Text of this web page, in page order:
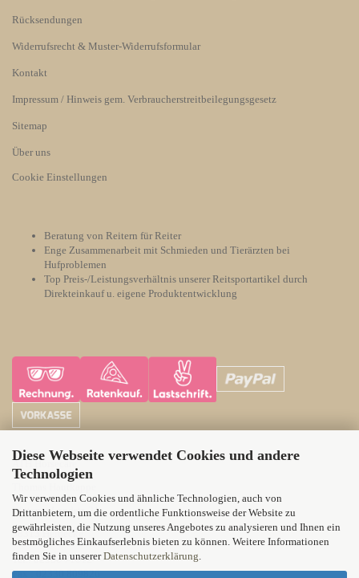
Diese Webseite verwendet Cookies und andere
Technologien
Wir verwenden Cookies und ähnliche Technologien, auch von
Drittanbietern, um die ordentliche Funktionsweise der Website zu
gewährleisten, die Nutzung unseres Angebotes zu analysieren und Ihnen ein
bestmögliches Einkaufserlebnis bieten zu können. Weitere Informationen
finden Sie in unsererDatenschutzerklärung.
Rücksendungen
Widerrufsrecht & Muster-Widerrufsformular
Kontakt
Impressum / Hinweis gem. Verbraucherstreitbeilegungsgesetz
Sitemap
Über uns
Cookie Einstellungen
Beratung von Reitern für Reiter
Enge Zusammenarbeit mit Schmieden und Tierärzten bei
Hufproblemen
Top Preis-/Leistungsverhältnis unserer Reitsportartikel durch
Direkteinkauf u. eigene Produktentwicklung
ATH Horsecare
Wittener Landstr. 21
58313 Herdecke
Tel.: 02330 71012
Fax : 02330 809826